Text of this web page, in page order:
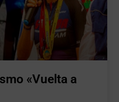
«Vuelta a